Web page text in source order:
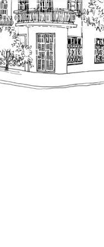
כל הזכויות שמורות
מידע כללי בלבד
ציבור על פי נהלי
הנוסח המחייב הוא זה
כפי שתהיינה בתוקף